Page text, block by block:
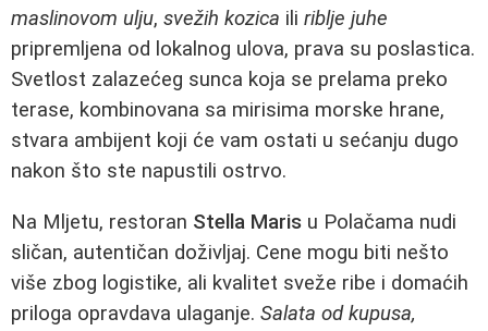
maslinovom ulju, svežih kozica ili riblje juhe
pripremljena od lokalnog ulova, prava su poslastica.
Svetlost zalazećeg sunca koja se prelama preko
terase, kombinovana sa mirisima morske hrane,
stvara ambijent koji će vam ostati u sećanju dugo
nakon što ste napustili ostrvo.
Na Mljetu, restoran Stella Maris u Polačama nudi
sličan, autentičan doživljaj. Cene mogu biti nešto
više zbog logistike, ali kvalitet sveže ribe i domaćih
priloga opravdava ulaganje. Salata od kupusa,